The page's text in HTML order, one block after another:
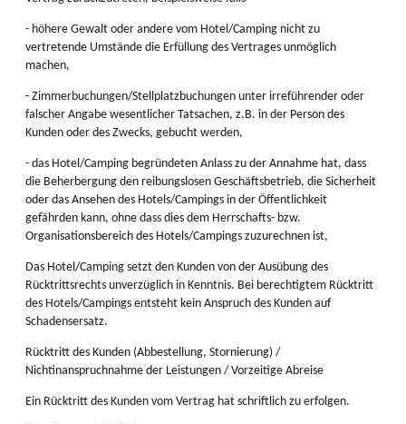
- höhere Gewalt oder andere vom Hotel/Camping nicht zu
vertretende Umstände die Erfüllung des Vertrages unmöglich
machen,
- Zimmerbuchungen/Stellplatzbuchungen unter irreführender oder
falscher Angabe wesentlicher Tatsachen, z.B. in der Person des
Kunden oder des Zwecks, gebucht werden,
- das Hotel/Camping begründeten Anlass zu der Annahme hat, dass
die Beherbergung den reibungslosen Geschäftsbetrieb, die Sicherheit
oder das Ansehen des Hotels/Campings in der Öffentlichkeit
gefährden kann, ohne dass dies dem Herrschafts- bzw.
Organisationsbereich des Hotels/Campings zuzurechnen ist,
Das Hotel/Camping setzt den Kunden von der Ausübung des
Rücktrittsrechts unverzüglich in Kenntnis. Bei berechtigtem Rücktritt
des Hotels/Campings entsteht kein Anspruch des Kunden auf
Schadensersatz.
Rücktritt des Kunden (Abbestellung, Stornierung) /
Nichtinanspruchnahme der Leistungen / Vorzeitige Abreise
Ein Rücktritt des Kunden vom Vertrag hat schriftlich zu erfolgen.